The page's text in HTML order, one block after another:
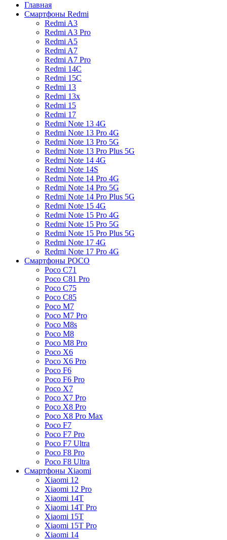
Главная
Смартфоны Redmi
Redmi A3
Redmi A3 Pro
Redmi A5
Redmi A7
Redmi A7 Pro
Redmi 14C
Redmi 15C
Redmi 13
Redmi 13x
Redmi 15
Redmi 17
Redmi Note 13 4G
Redmi Note 13 Pro 4G
Redmi Note 13 Pro 5G
Redmi Note 13 Pro Plus 5G
Redmi Note 14 4G
Redmi Note 14S
Redmi Note 14 Pro 4G
Redmi Note 14 Pro 5G
Redmi Note 14 Pro Plus 5G
Redmi Note 15 4G
Redmi Note 15 Pro 4G
Redmi Note 15 Pro 5G
Redmi Note 15 Pro Plus 5G
Redmi Note 17 4G
Redmi Note 17 Pro 4G
Смартфоны POCO
Poco C71
Poco C81 Pro
Poco C75
Poco C85
Poco M7
Poco M7 Pro
Poco M8s
Poco M8
Poco M8 Pro
Poco X6
Poco X6 Pro
Poco F6
Poco F6 Pro
Poco X7
Poco X7 Pro
Poco X8 Pro
Poco X8 Pro Max
Poco F7
Poco F7 Pro
Poco F7 Ultra
Poco F8 Pro
Poco F8 Ultra
Смартфоны Xiaomi
Xiaomi 12
Xiaomi 12 Pro
Xiaomi 14T
Xiaomi 14T Pro
Xiaomi 15T
Xiaomi 15T Pro
Xiaomi 14